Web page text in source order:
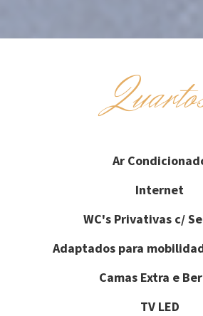
Ar
Internet
WC's Privativas c/
Adaptados para
Camas Extra e
TV LED